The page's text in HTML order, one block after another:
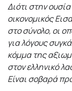
Διότι στην ουσία
οικονομικός
στο σύνολο, οι
για λόγους
κόμμα της
στον ελληνικό
Είναι σοβαρά